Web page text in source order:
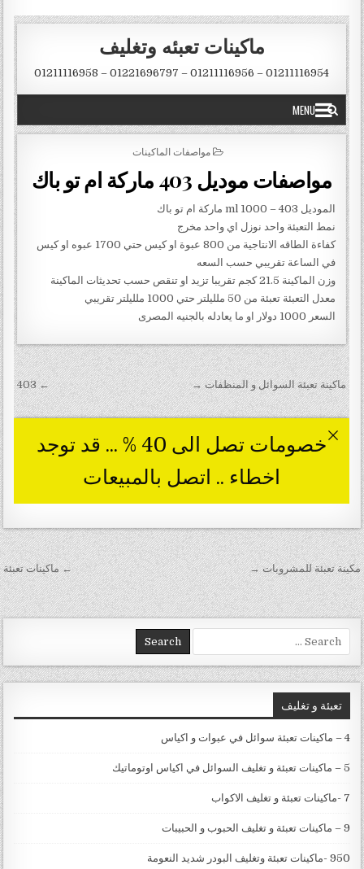
تصفّح المقالات ← ماكينات تعبئة مكينة تعبئة للمشروبات →
Search for:
تعبئة و تغليف
4 – ماكينات تعبئة سوائل في عبوات و اكياس
5 – ماكينات تعبئة و تغليف السوائل في اكياس اوتوماتيك
7 -ماكينات تعبئة و تغليف الاكواب
9 – ماكينات تعبئة و تغليف الحبوب و الحبيبات
950 -ماكينات تعبئة وتغليف البودر شديد النعومة